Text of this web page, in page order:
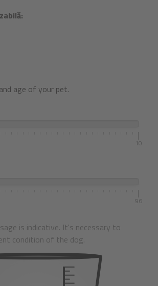
age of your pet.
10
96
is indicative. It's necessary to
condition of the dog.